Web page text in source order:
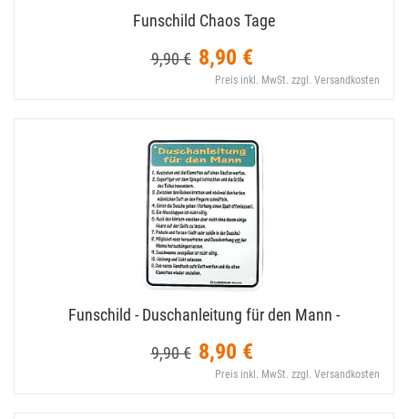
Funschild Chaos Tage
9,90 € 8,90 €
Preis inkl. MwSt. zzgl. Versandkosten
Funschild - Duschanleitung für den Mann -
9,90 € 8,90 €
Preis inkl. MwSt. zzgl. Versandkosten